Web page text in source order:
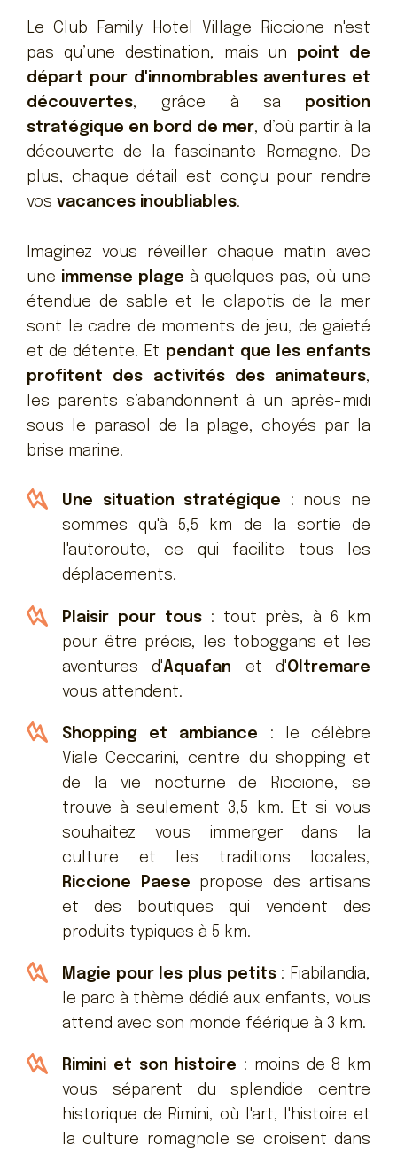
Le Club Family Hotel Village Riccione n'est
pas qu’une destination, mais un point de
départ pour d'innombrables aventures et
découvertes, grâce à sa position
stratégique en bord de mer, d’où partir à la
découverte de la fascinante Romagne. De
plus, chaque détail est conçu pour rendre
vos vacances inoubliables.
Imaginez vous réveiller chaque matin avec
une immense plage à quelques pas, où une
étendue de sable et le clapotis de la mer
sont le cadre de moments de jeu, de gaieté
et de détente. Et pendant que les enfants
profitent des activités des animateurs,
les parents s’abandonnent à un après-midi
sous le parasol de la plage, choyés par la
brise marine.
Une situation stratégique : nous ne
sommes qu'à 5,5 km de la sortie de
l'autoroute, ce qui facilite tous les
déplacements.
Plaisir pour tous : tout près, à 6 km
pour être précis, les toboggans et les
aventures d'Aquafan et d'Oltremare
vous attendent.
Shopping et ambiance : le célèbre
Viale Ceccarini, centre du shopping et
de la vie nocturne de Riccione, se
trouve à seulement 3,5 km. Et si vous
souhaitez vous immerger dans la
culture et les traditions locales,
Riccione Paese propose des artisans
et des boutiques qui vendent des
produits typiques à 5 km.
Magie pour les plus petits : Fiabilandia,
le parc à thème dédié aux enfants, vous
attend avec son monde féérique à 3 km.
Rimini et son histoire : moins de 8 km
vous séparent du splendide centre
historique de Rimini, où l'art, l'histoire et
la culture romagnole se croisent dans